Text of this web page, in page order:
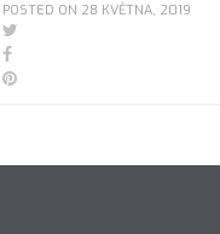
POSTED ON 28 KVĚTNA, 2019